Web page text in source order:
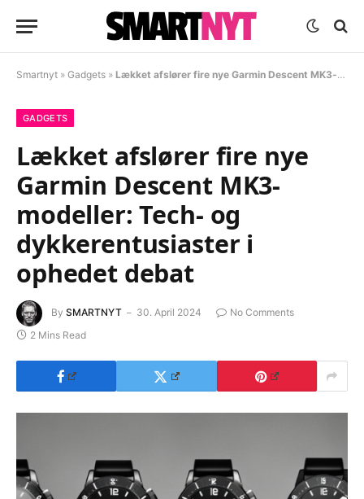
Smartnyt » Gadgets » Lækket afslører fire nye Garmin Descent MK3-modeller: Tech- og dykkerentusiaster i ophedet debat
GADGETS
Lækket afslører fire nye
Garmin Descent MK3-
modeller: Tech- og
dykkerentusiaster i
ophedet debat
By SMARTNYT 30. April 2024
No Comments
2 Mins Read